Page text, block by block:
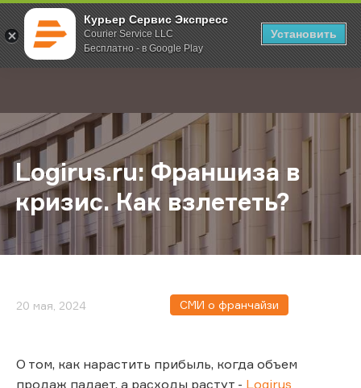
Курьер Сервис Экспресс
Courier Service LLC
Бесплатно - в Google Play
Установить
; Главная О компании Новости Logirus.ru: Франшиза в кризис. Как
Logirus.ru: Франшиза в
кризис. Как взлететь?
20 мая, 2024 СМИ о франчайзи
О том, как нарастить прибыль, когда объем
продаж падает, а расходы растут - Logirus